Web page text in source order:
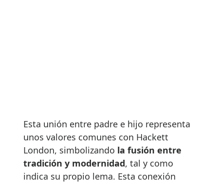
Esta unión entre padre e hijo representa
unos valores comunes con Hackett
London, simbolizando la fusión entre
tradición y modernidad, tal y como
indica su propio lema. Esta conexión